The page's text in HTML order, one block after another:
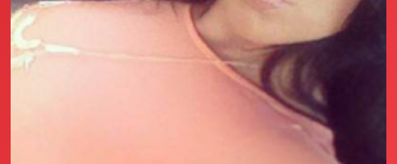
Agenzia matrimoniale Club di Più
Love Notebook